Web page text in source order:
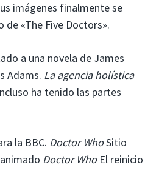
imágenes finalmente se
«The Five Doctors».
a una novela de James
Adams. La agencia holística
ha tenido las partes
la BBC. Doctor WhoSitio
Doctor WhoEl reinicio